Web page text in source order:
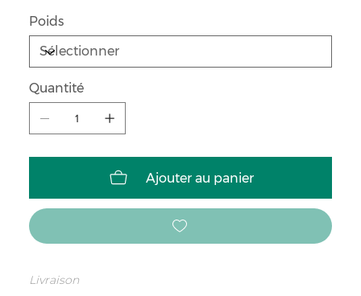
Poids
Quantité
Ajouter au panier
Livraison